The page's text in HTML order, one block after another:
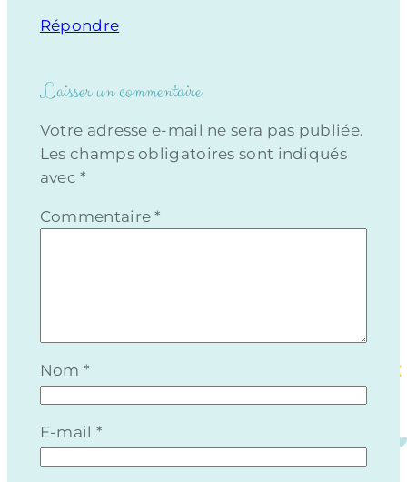
Répondre
Laisser un commentaire
Votre adresse e-mail ne sera pas publiée.
Les champs obligatoires sont indiqués
avec*
Commentaire*
Nom*
E-mail *